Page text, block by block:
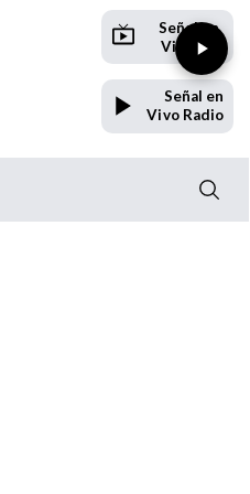
Señal en
Vivo TV
Señal en
Vivo Radio